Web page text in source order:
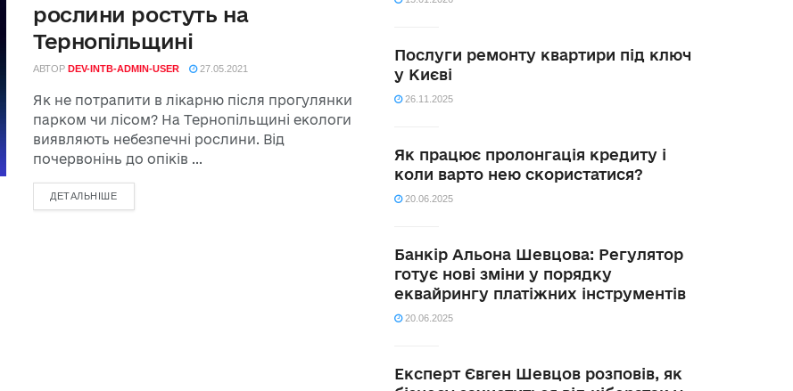
рослини ростуть на
Тернопільщині
АВТОР DEV-INTB-ADMIN-USER 27.05.2021
Як не потрапити в лікарню після прогулянки
парком чи лісом? На Тернопільщині екологи
виявляють небезпечні рослини. Від
почервонінь до опіків ...
ДЕТАЛЬНІШЕ
Послуги ремонту квартири під ключ
у Києві
26.11.2025
Як працює пролонгація кредиту і
коли варто нею скористатися?
20.06.2025
Банкір Альона Шевцова: Регулятор
готує нові зміни у порядку
еквайрингу платіжних інструментів
20.06.2025
Експерт Євген Шевцов розповів, як